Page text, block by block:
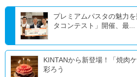
プレミアムパスタの魅力
タコンテスト」開催、最...
KINTANから新登場！「焼肉
彩ろう